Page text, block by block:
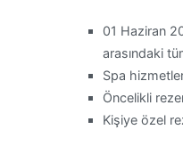
01 Haziran
arasındaki
Spa
Öncelikli
Kişiye özel